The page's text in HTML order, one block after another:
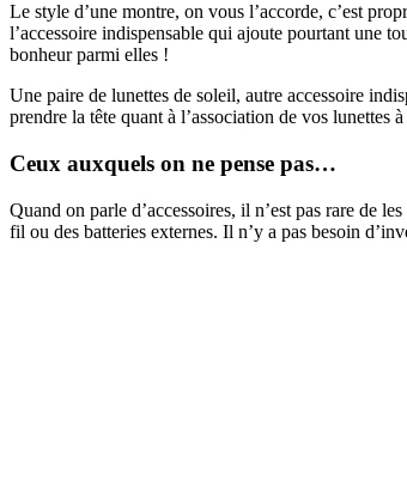
Le style d’une montre, on vous l’accorde, c’est
l’accessoire indispensable qui ajoute pourtant une
bonheur parmi elles !
Une paire de lunettes de soleil, autre accessoire
prendre la tête quant à l’association de vos
Ceux auxquels on ne pense pas…
Quand on parle d’accessoires, il n’est pas rare de
fil ou des batteries externes. Il n’y a pas besoin